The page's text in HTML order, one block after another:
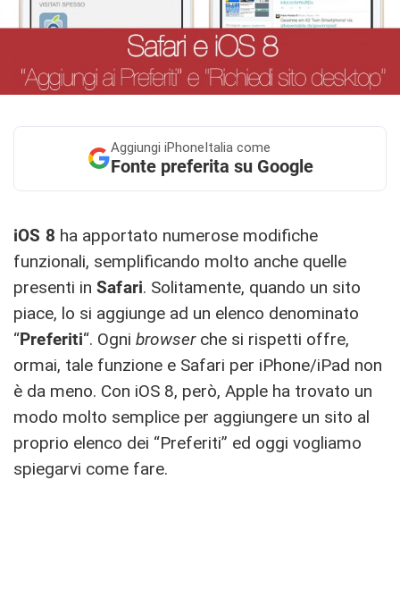
Aggiungi iPhoneItalia come
Fonte preferita su Google
iOS 8 ha apportato numerose modifiche
funzionali, semplificando molto anche quelle
presenti in Safari. Solitamente, quando un sito
piace, lo si aggiunge ad un elenco denominato
“Preferiti“. Ogni browserche si rispetti offre,
ormai, tale funzione e Safari per iPhone/iPad non
è da meno. Con iOS 8, però, Apple ha trovato un
modo molto semplice per aggiungere un sito al
proprio elenco dei “Preferiti” ed oggi vogliamo
spiegarvi come fare.